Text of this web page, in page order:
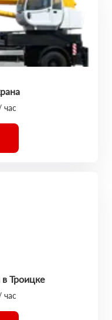
час
Троицке
час